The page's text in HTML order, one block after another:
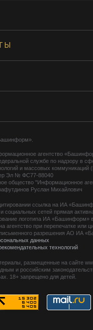
агентство
службе по надзору в
и массовых коммуникаций
Эл № ФС77-88040
общество "Информационное
Руслан Михайлович
ссылка на ИА
социальных сетей прямая
логотипа ИА «Башинформ»
агентство при перепечатке или
письменного разрешения АО ИА
данных
технологий
размещенные на сайте
и российским
18+ запрещено для детей.